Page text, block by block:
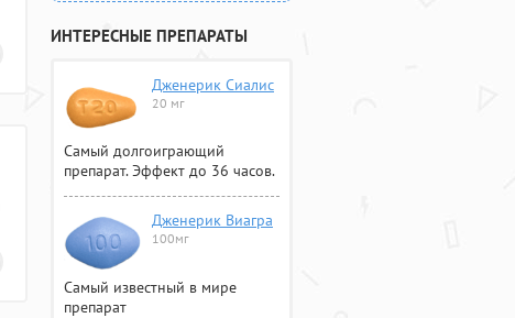
ИНТЕРЕСНЫЕ ПРЕПАРАТЫ
Дженерик Сиалис
20 мг
Самый долгоиграющий
препарат. Эффект до 36 часов.
Дженерик Виагра
100мг
Самый известный в мире
препарат